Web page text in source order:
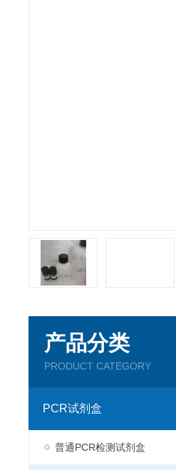
产品分类
PRODUCT CATEGORY
PCR试剂盒
普通PCR检测试剂盒